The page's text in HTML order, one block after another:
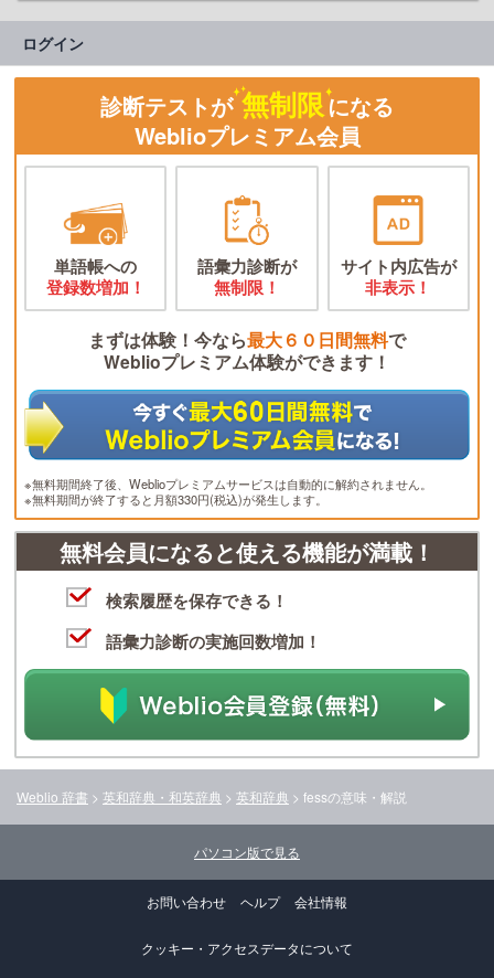
ログイン
診断テストが 無制限になる
Weblioプレミアム会員
単語帳への
登録数増加！
語彙力診断が
無制限！
サイト内広告が
非表示！
まずは体験！今なら最大６０日間無料で
Weblioプレミアム体験ができます！
※無料期間終了後、Weblioプレミアムサービスは自動的に解約されません。
※無料期間が終了すると月額330円(税込)が発生します。
無料会員になると使える機能が満載！
検索履歴を保存できる！
語彙力診断の実施回数増加！
Weblio 辞書 > 英和辞典・和英辞典 > 英和辞典 > fessの意味・解説
パソコン版で見る
お問い合わせ ヘルプ 会社情報
クッキー・アクセスデータについて